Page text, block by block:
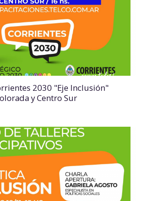
2030 "Eje Inclusión"
y Centro Sur